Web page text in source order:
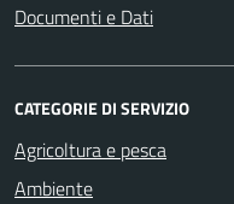
Documenti e Dati
CATEGORIE DI SERVIZIO
Agricoltura e pesca
Ambiente